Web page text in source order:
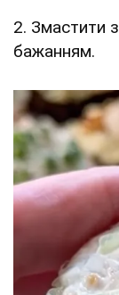
2. Змастити
бажанням.